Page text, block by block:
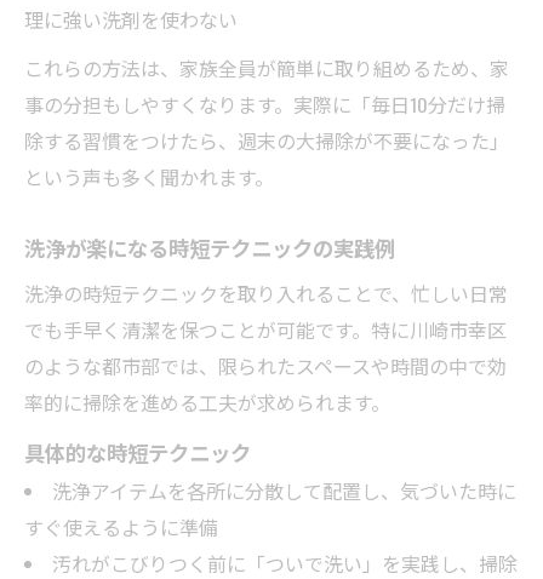
理に強い洗剤を使わない
これらの方法は、家族全員が簡単に取り組めるため、家
事の分担もしやすくなります。実際に「毎日10分だけ掃
除する習慣をつけたら、週末の大掃除が不要になった」
という声も多く聞かれます。
洗浄が楽になる時短テクニックの実践例
洗浄の時短テクニックを取り入れることで、忙しい日常
でも手早く清潔を保つことが可能です。特に川崎市幸区
のような都市部では、限られたスペースや時間の中で効
率的に掃除を進める工夫が求められます。
具体的な時短テクニック
洗浄アイテムを各所に分散して配置し、気づいた時に
すぐ使えるように準備
汚れがこびりつく前に「ついで洗い」を実践し、掃除